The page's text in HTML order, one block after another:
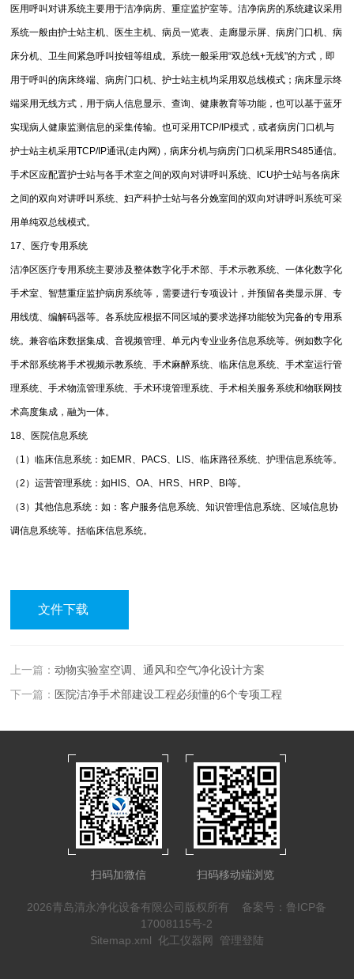
医用呼叫对讲系统主要用于洁净病房、重症监护室等。洁净病房的系统建议采用
系统一般由护士站主机、医生主机、病员一览表、走廊显示屏、病房门口机、病
床分机、卫生间紧急呼叫按钮等组成。系统一般采用“双总线+无线"的方式，即
用于呼叫的病床终端、病房门口机、护士站主机均采用双总线模式；病床显示终
端采用无线方式，用于病人信息显示、查询、健康教育等功能，也可以基于蓝牙
实现病人健康监测信息的采集传输。也可采用TCP/IP模式，或者病房门口机与
护士站主机采用TCP/IP通讯(走内网)，病床分机与病房门口机采用RS485通信。
手术区应配置护士站与各手术室之间的双向对讲呼叫系统、ICU护士站与各病床
之间的双向对讲呼叫系统、妇产科护士站与各分娩室间的双向对讲呼叫系统可采
用单纯双总线模式。
17、医疗专用系统
洁净区医疗专用系统主要涉及整体数字化手术部、手术示教系统、一体化数字化
手术室、智慧重症监护病房系统等，需要进行专项设计，并预留各类显示屏、专
用线缆、编解码器等。各系统应根据不同区域的要求选择功能较为完备的专用系
统。兼容临床数据集成、音视频管理、单元内专业业务信息系统等。例如数字化
手术部系统将手术视频示教系统、手术麻醉系统、临床信息系统、手术室运行管
理系统、手术物流管理系统、手术环境管理系统、手术相关服务系统和物联网技
术高度集成，融为一体。
18、医院信息系统
（1）临床信息系统：如EMR、PACS、LIS、临床路径系统、护理信息系统等。
（2）运营管理系统：如HIS、OA、HRS、HRP、BI等。
（3）其他信息系统：如：客户服务信息系统、知识管理信息系统、区域信息协
调信息系统等。括临床信息系统。
文件下载
上一篇：动物实验室空调、通风和空气净化设计方案
下一篇： 医院洁净手术部建设工程必须懂的6个专项工程
扫码加微信 扫码移动端浏览
2026青岛清永净化设备有限公司版权所有 备案号：鲁ICP备
17008115号-2
Sitemap.xml 化工仪器网 管理登陆